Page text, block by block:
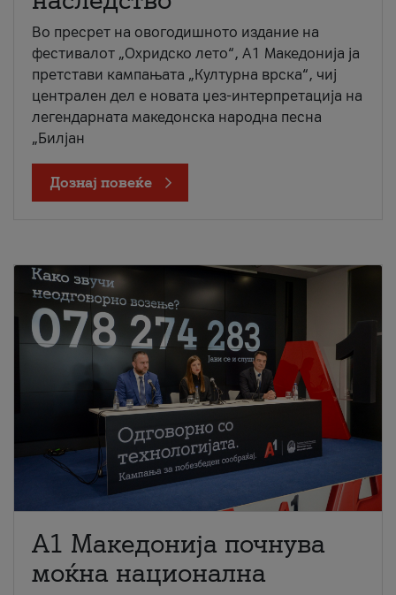
Во пресрет на овогодишното издание на
фестивалот „Охридско лето“, А1 Македонија ја
претстави кампањата „Културна врска“, чиј
централен дел е новата џез-интерпретација на
легендарната македонска народна песна
„Билјан
Дознај повеќе
A1 Македонија почнува
моќна национална